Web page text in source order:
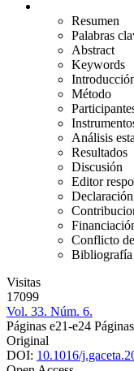
Resumen
Palabras
Abstract
Keywords
Método
Análisis
Resultados
Discusión
Editor
Conflicto
Bibliografía
Visitas
17099
Vol. 33. Núm. 6.
Páginas e21-e24
Original
DOI: 10.1016/